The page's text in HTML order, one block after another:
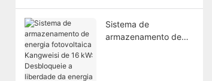
Sistema de
armazenamento de